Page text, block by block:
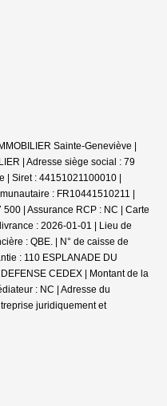
Sainte-Geneviève |
| Adresse siège social : 79
| Siret : 44151021100010 |
: FR10441510211 |
| Assurance RCP : NC | Carte
: 2026-01-01 | Lieu de
: QBE. | N° de caisse de
: 110 ESPLANADE DU
CEDEX | Montant de la
: NC | Adresse du
juridiquement et